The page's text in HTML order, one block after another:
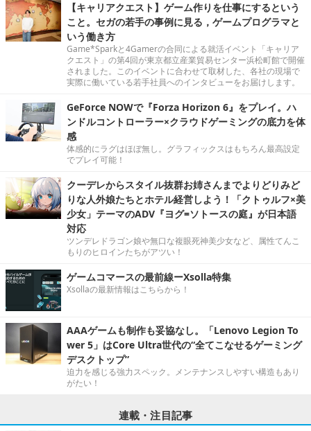
【キャリアクエスト】ゲーム作りを仕事にするという
こと。セガの若手の事例に見る，ゲームプログラマと
いう働き方
Game*Sparkと4Gamerの合同による就活イベント「キャリア
クエスト」の第4回が東京都立産業貿易センター浜松町館で開催
されました。このイベントに合わせて取材した、各社の現場で
実際に働いている若手社員へのインタビューをお届けします。
GeForce NOWで『Forza Horizon 6』をプレイ。ハ
ンドルコントローラー×クラウドゲーミングの底力を体
感
体感的にラグはほぼ無し。グラフィックスはもちろん最高設定
でプレイ可能！
クーデレからスタイル抜群お姉さんまでよりどりみど
りな人外娘たちとホテル経営しよう！「クトゥルフ×美
少女」テーマのADV『ヨグ=ソトースの庭』が日本語
対応
ツンデレドラゴン娘や無口な複眼死神美少女など、属性てんこ
もりのヒロインたちがアツい！
ゲームコマースの最前線ーXsolla特集
Xsollaの最新情報はこちらから！
AAAゲームも制作も妥協なし。「Lenovo Legion To
wer 5」はCore Ultra世代の“全てこなせるゲーミング
デスクトップ”
迫力を感じる強力スペック。メンテナンスしやすい構造もあり
がたい！
連載・注目記事